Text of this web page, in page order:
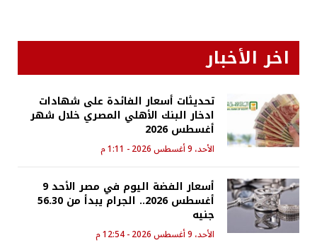
اخر الأخبار
تحديثات أسعار الفائدة على شهادات
ادخار البنك الأهلي المصري خلال شهر
أغسطس 2026
الأحد، 9 أغسطس 2026 - 1:11 م
أسعار الفضة اليوم في مصر الأحد 9
أغسطس 2026.. الجرام يبدأ من 56.30
جنيه
الأحد، 9 أغسطس 2026 - 12:54 م